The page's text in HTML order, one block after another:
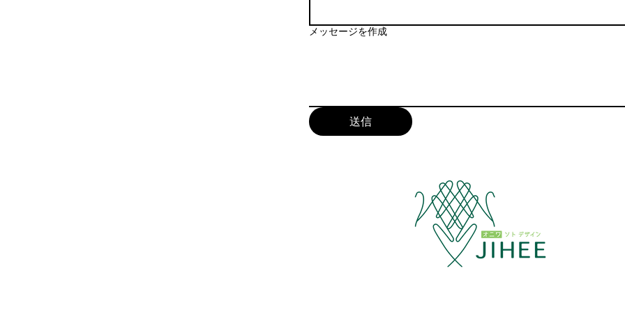
メッセージを作成
送信